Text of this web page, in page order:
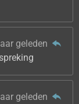
geleden
geleden